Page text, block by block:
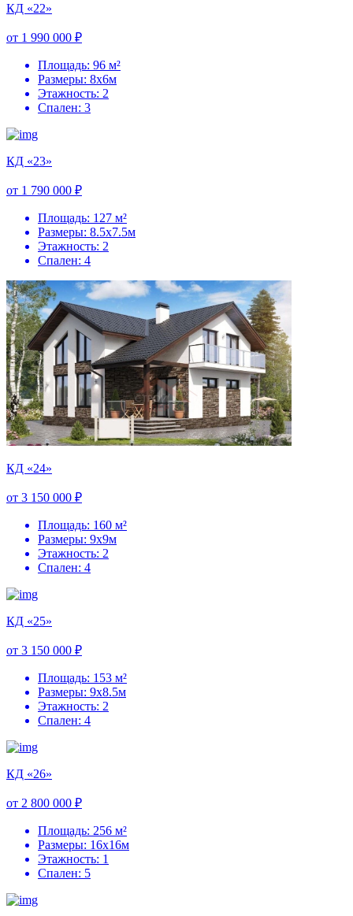
КД «22»
от 1 990 000 ₽
Площадь: 96 м²
Размеры: 8х6м
Этажность: 2
Спален: 3
КД «23»
от 1 790 000 ₽
Площадь: 127 м²
Размеры: 8.5х7.5м
Этажность: 2
Спален: 4
КД «24»
от 3 150 000 ₽
Площадь: 160 м²
Размеры: 9х9м
Этажность: 2
Спален: 4
КД «25»
от 3 150 000 ₽
Площадь: 153 м²
Размеры: 9х8.5м
Этажность: 2
Спален: 4
КД «26»
от 2 800 000 ₽
Площадь: 256 м²
Размеры: 16х16м
Этажность: 1
Спален: 5